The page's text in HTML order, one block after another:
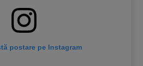
postare pe Instagram